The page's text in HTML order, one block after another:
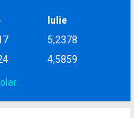
Iulie
5,2378
4,5859